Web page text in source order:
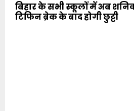
बिहार के सभी स्कूलों में अब
टिफिन ब्रेक के बाद होगी छुट्टी